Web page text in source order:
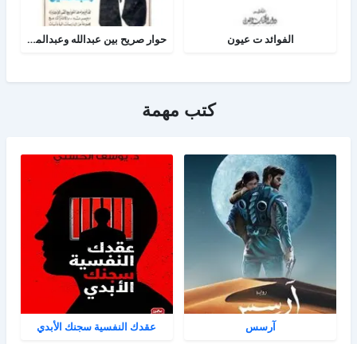
الفوائد ت عيون حوار صريح بين عبدالله وعبدالمسيح
كتب مهمة
آرسس عقدك النفسية سجنك الأبدي